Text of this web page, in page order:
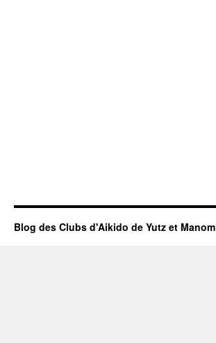
Blog des Clubs d'Aikido de Yutz et Manom